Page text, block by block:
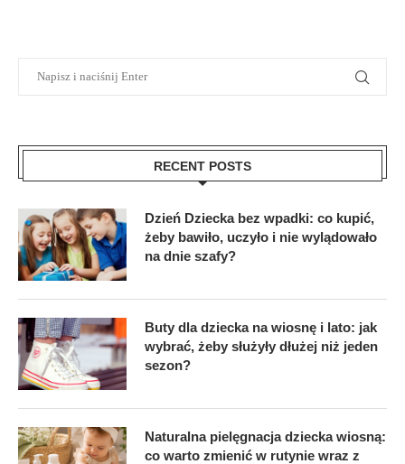
RECENT POSTS
Dzień Dziecka bez wpadki: co kupić,
żeby bawiło, uczyło i nie wylądowało
na dnie szafy?
Buty dla dziecka na wiosnę i lato: jak
wybrać, żeby służyły dłużej niż jeden
sezon?
Naturalna pielęgnacja dziecka wiosną:
co warto zmienić w rutynie wraz z